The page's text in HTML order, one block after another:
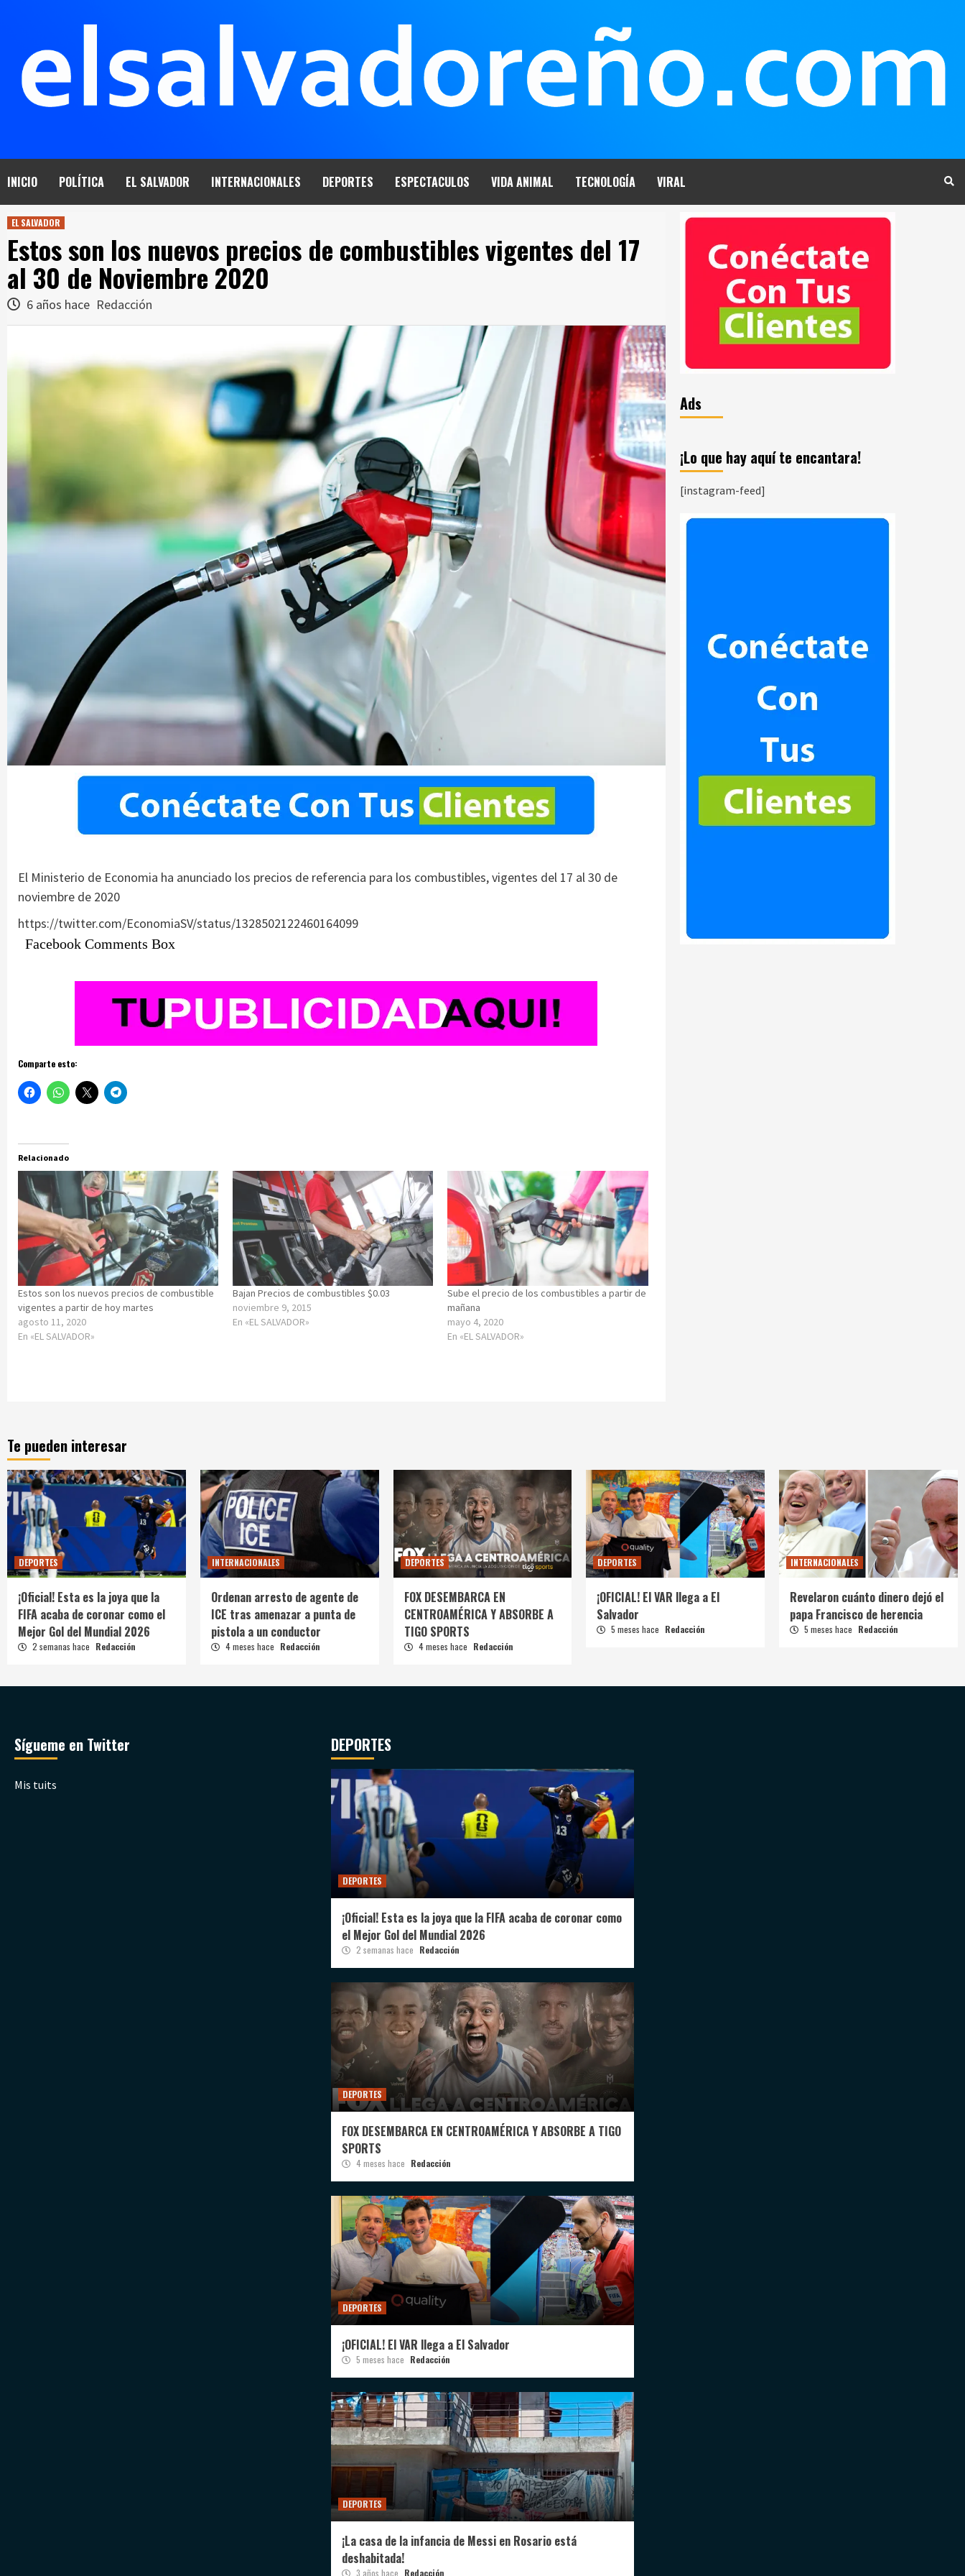
INICIO POLÍTICA EL SALVADOR INTERNACIONALES DEPORTES ESPECTACULOS VIDA ANIMAL TECNOLOGÍA VIRAL
EL SALVADOR
Estos son los nuevos precios de combustibles vigentes del 17
al 30 de Noviembre 2020
6 años hace Redacción
El Ministerio de Economia ha anunciado los precios de referencia para los combustibles, vigentes del 17 al 30 de
noviembre de 2020
https://twitter.com/EconomiaSV/status/1328502122460164099
Facebook Comments Box
Comparte esto:
Relacionado
Estos son los nuevos precios de combustible
vigentes a partir de hoy martes
agosto 11, 2020
En «EL SALVADOR»
Bajan Precios de combustibles $0.03
noviembre 9, 2015
En «EL SALVADOR»
Sube el precio de los combustibles a partir de
mañana
mayo 4, 2020
En «EL SALVADOR»
Ads
¡Lo que hay aquí te encantara!
[instagram-feed]
Te pueden interesar
DEPORTES
¡Oficial! Esta es la joya que la
FIFA acaba de coronar como el
Mejor Gol del Mundial 2026
2 semanas hace Redacción
INTERNACIONALES
Ordenan arresto de agente de
ICE tras amenazar a punta de
pistola a un conductor
4 meses hace Redacción
DEPORTES
FOX DESEMBARCA EN
CENTROAMÉRICA Y ABSORBE A
TIGO SPORTS
4 meses hace Redacción
DEPORTES
¡OFICIAL! El VAR llega a El
Salvador
5 meses hace Redacción
INTERNACIONALES
Revelaron cuánto dinero dejó el
papa Francisco de herencia
5 meses hace Redacción
Sígueme en Twitter
Mis tuits
DEPORTES
DEPORTES
¡Oficial! Esta es la joya que la FIFA acaba de coronar como
el Mejor Gol del Mundial 2026
2 semanas hace Redacción
DEPORTES
FOX DESEMBARCA EN CENTROAMÉRICA Y ABSORBE A TIGO
SPORTS
4 meses hace Redacción
DEPORTES
¡OFICIAL! El VAR llega a El Salvador
5 meses hace Redacción
DEPORTES
¡La casa de la infancia de Messi en Rosario está
deshabitada!
3 años hace Redacción